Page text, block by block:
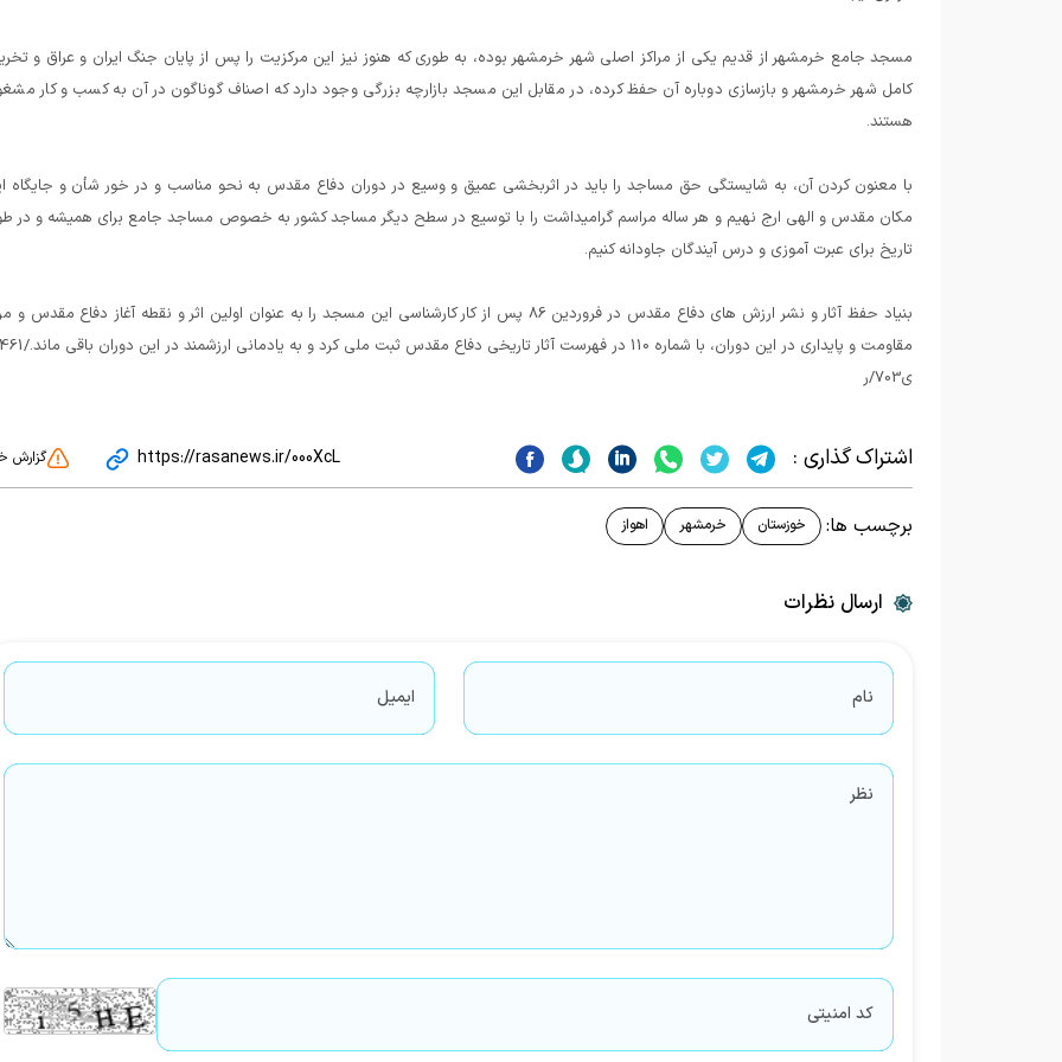
مسجد جامع خرمشهر از قدیم یکی از مراکز اصلی شهر خرمشهر بوده، به طوری که هنوز نیز این مرکزیت را پس از پایان جنگ ایران و عراق و
کامل شهر خرمشهر و بازسازی دوباره آن حفظ کرده، در مقابل این مسجد بازارچه بزرگی وجود دارد که اصناف گوناگون در آن به کسب و کار
هستند.
با معنون کردن آن، به شایستگی حق مساجد را باید در اثربخشی عمیق و وسیع در دوران دفاع مقدس به نحو مناسب و در خور شأن و جایگاه
مکان مقدس و الهی ارج نهیم و هر ساله مراسم گرامیداشت را با توسیع در سطح دیگر مساجد کشور به خصوص مساجد جامع برای همیشه و در
تاریخ برای عبرت آموزی و درس آیندگان جاودانه کنیم.
بنیاد حفظ آثار و نشر ارزش های دفاع مقدس در فروردین 86 پس از کار کارشناسی این مسجد را به عنوان اولین اثر و نقطه آغاز دفاع مقدس و
ی703/ر
اشتراک گذاری : https://rasanews.ir/000XcL گزارش
برچسب ها: خوزستان خرمشهر اهواز
ارسال نظرات